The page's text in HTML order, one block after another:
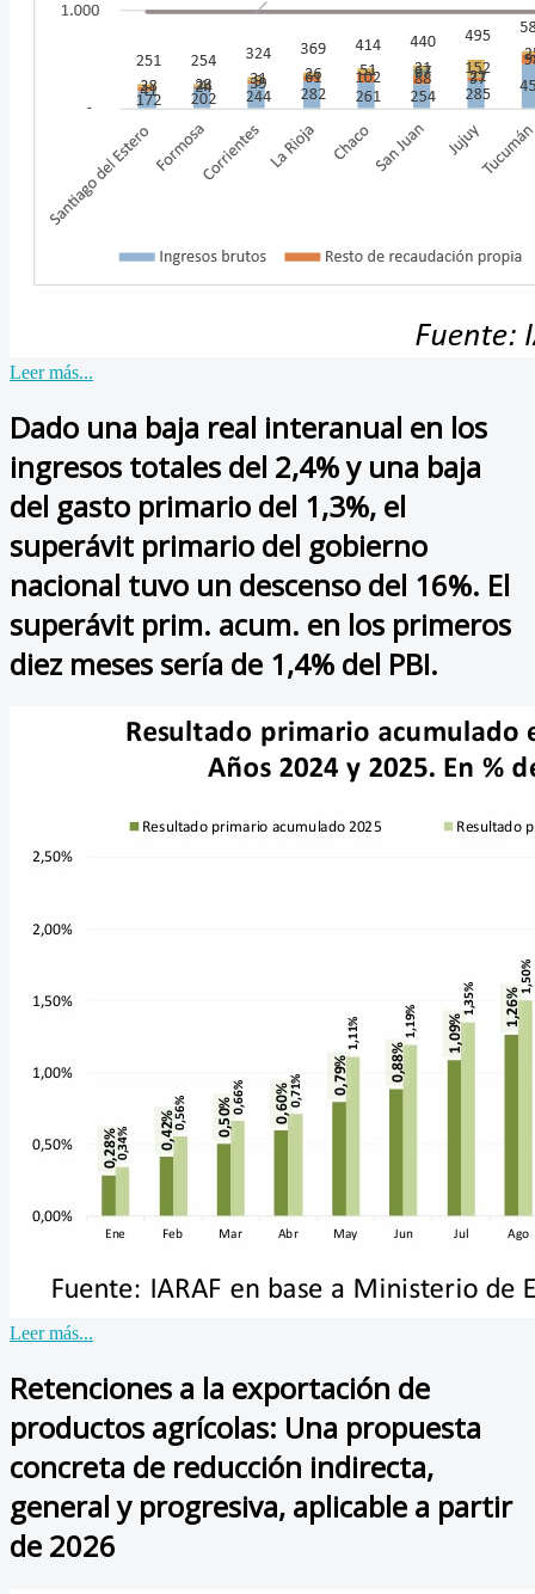
Leer más...
Dado una baja real interanual en los
ingresos totales del 2,4% y una baja
del gasto primario del 1,3%, el
superávit primario del gobierno
nacional tuvo un descenso del 16%. El
superávit prim. acum. en los primeros
diez meses sería de 1,4% del PBI.
Leer más...
Retenciones a la exportación de
productos agrícolas: Una propuesta
concreta de reducción indirecta,
general y progresiva, aplicable a partir
de 2026